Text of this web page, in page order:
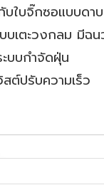
บจิ๊กซอแบบดาบ
ลม มีฉนวน
จัดฝุ่น
วามเร็ว